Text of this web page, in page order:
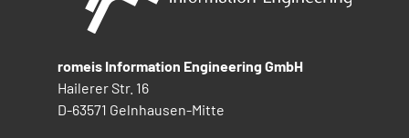
romeis Information Engineering GmbH
Hailerer Str. 16
D-63571 Gelnhausen-Mitte